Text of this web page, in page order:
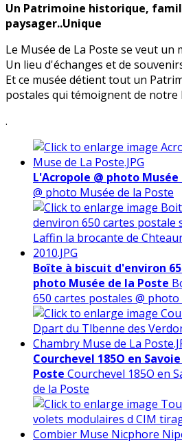
Un Patrimoine historique,
paysager..Unique
Le Musée de La Poste se veut un
Un lieu d'échanges et de
Et ce musée détient tout un
postales qui témoignent de notre
.
L'Acropole @ photo
@ photo Musée de la Poste
Boîte à biscuit d'environ
photo Musée de la Poste
650 cartes postales @
Courchevel 185O en
Poste Courchevel 185O en
de la Poste